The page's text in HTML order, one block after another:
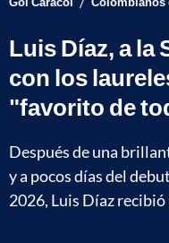
Luis Díaz, a la
con los
"favorito de
Después de una
y a pocos días del
2026, Luis Díaz